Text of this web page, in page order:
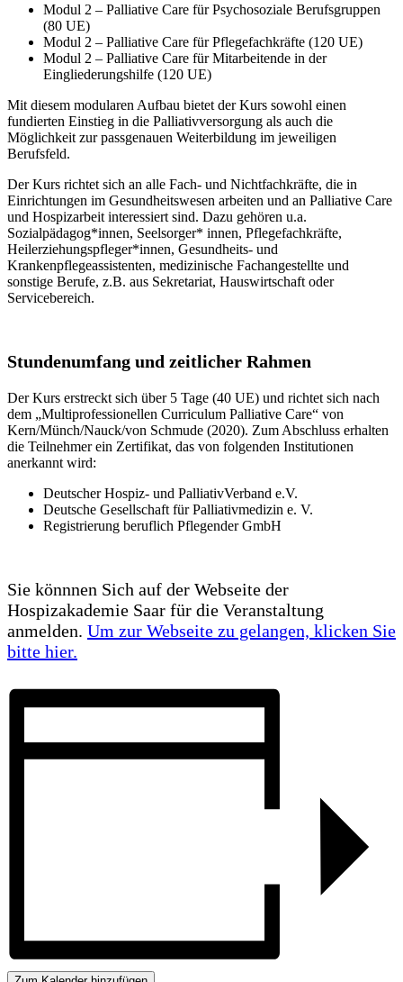
Modul 2 – Palliative Care für Psychosoziale Berufsgruppen
(80 UE)
Modul 2 – Palliative Care für Pflegefachkräfte (120 UE)
Modul 2 – Palliative Care für Mitarbeitende in der
Eingliederungshilfe (120 UE)
Mit diesem modularen Aufbau bietet der Kurs sowohl einen
fundierten Einstieg in die Palliativversorgung als auch die
Möglichkeit zur passgenauen Weiterbildung im jeweiligen
Berufsfeld.
Der Kurs richtet sich an alle Fach- und Nichtfachkräfte, die in
Einrichtungen im Gesundheitswesen arbeiten und an Palliative Care
und Hospizarbeit interessiert sind. Dazu gehören u.a.
Sozialpädagog*innen, Seelsorger* innen, Pflegefachkräfte,
Heilerziehungspfleger*innen, Gesundheits- und
Krankenpflegeassistenten, medizinische Fachangestellte und
sonstige Berufe, z.B. aus Sekretariat, Hauswirtschaft oder
Servicebereich.
Stundenumfang und zeitlicher Rahmen
Der Kurs erstreckt sich über 5 Tage (40 UE) und richtet sich nach
dem „Multiprofessionellen Curriculum Palliative Care“ von
Kern/Münch/Nauck/von Schmude (2020). Zum Abschluss erhalten
die Teilnehmer ein Zertifikat, das von folgenden Institutionen
anerkannt wird:
Deutscher Hospiz- und PalliativVerband e.V.
Deutsche Gesellschaft für Palliativmedizin e. V.
Registrierung beruflich Pflegender GmbH
Sie könnnen Sich auf der Webseite der
Hospizakademie Saar für die Veranstaltung
anmelden. Um zur Webseite zu gelangen, klicken Sie
bitte hier.